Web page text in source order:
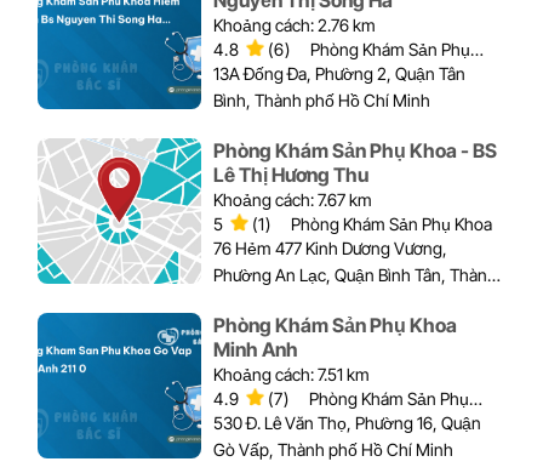
Khoảng cách: 2.76 km
4.8
(6)
Phòng Khám Sản Phụ
Khoa
13A Đống Đa, Phường 2, Quận Tân
Bình, Thành phố Hồ Chí Minh
Phòng Khám Sản Phụ Khoa - BS
Lê Thị Hương Thu
Khoảng cách: 7.67 km
5
(1)
Phòng Khám Sản Phụ Khoa
76 Hẻm 477 Kinh Dương Vương,
Phường An Lạc, Quận Bình Tân, Thành
Phòng Khám Sản Phụ Khoa
Minh Anh
Khoảng cách: 7.51 km
4.9
(7)
Phòng Khám Sản Phụ
Khoa
530 Đ. Lê Văn Thọ, Phường 16, Quận
Gò Vấp, Thành phố Hồ Chí Minh